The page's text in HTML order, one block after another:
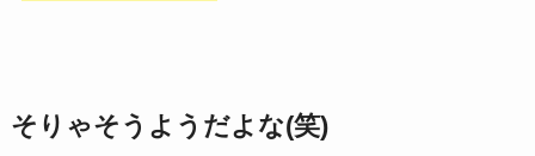
そりゃそうようだよな(笑)